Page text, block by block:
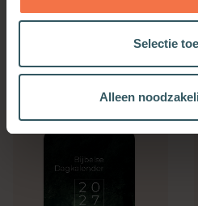
Selectie
Alleen
OOK INTERESSANT